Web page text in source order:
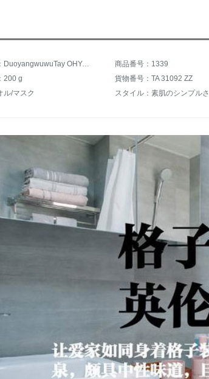
商品名称：DuoyangwuwuTay OHYAふわふわの柔らかいスキンケアのスキンケアタオルバスタオルセットは、プレゼントをプレゼントしてタオルを購入したタオルを使ってお客様に連絡して紙袋の単格ピンクのタオルを送った。 商品番号：1339
200 g
貨物番号：TA 31092 ZZ
ル/マスク
スタイル：素肌のシンプルさ